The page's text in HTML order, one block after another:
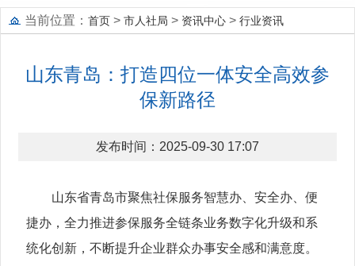
当前位置： 首页 > 市人社局 > 资讯中心 > 行业资讯
山东青岛：打造四位一体安全高效参
保新路径
发布时间：2025-09-30 17:07
山东省青岛市聚焦社保服务智慧办、安全办、便
捷办，全力推进参保服务全链条业务数字化升级和系
统化创新，不断提升企业群众办事安全感和满意度。